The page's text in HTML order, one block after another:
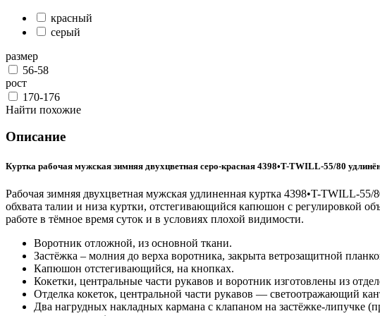
красный
серый
размер
56-58
рост
170-176
Найти похожие
Описание
Куртка рабочая мужская зимняя двухцветная серо-красная 4398•T-TWILL-55/80
Рабочая зимняя двухцветная мужская удлиненная куртка 4398•T-TWILL-
обхвата талии и низа куртки, отстегивающийся капюшон с регулировкой
работе в тёмное время суток и в условиях плохой видимости.
Воротник отложной, из основной ткани.
Застёжка – молния до верха воротника, закрыта ветрозащитной
Капюшон отстегивающийся, на кнопках.
Кокетки, центральные части рукавов и воротник изготовлены из
Отделка кокеток, центральной части рукавов — светоотражающий
Два нагрудных накладных кармана с клапаном на застёжке-липучке